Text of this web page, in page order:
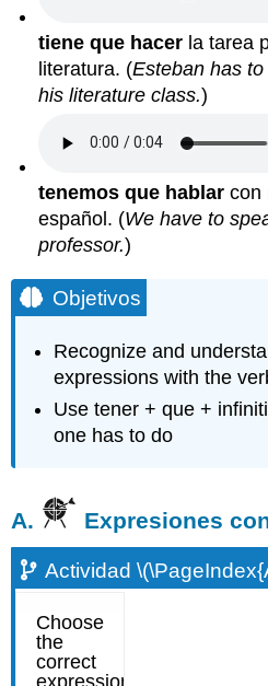
tiene que hacer la tarea
literatura. (Esteban has
his literature class.)
tenemos que hablar con
español. (We have to
professor.)
Objetivos
Recognize and
expressions with the
Use tener + que +
one has to do
A. Expresiones
Actividad